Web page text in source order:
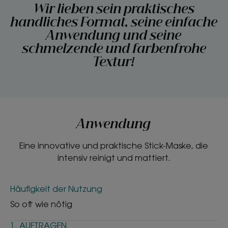
Wir lieben sein praktisches
handliches Format, seine einfache
Anwendung und seine
schmelzende und farbenfrohe
Textur!
Anwendung
Eine innovative und praktische Stick-Maske, die
intensiv reinigt und mattiert.
Häufigkeit der Nutzung
So oft wie nötig
1. AUFTRAGEN